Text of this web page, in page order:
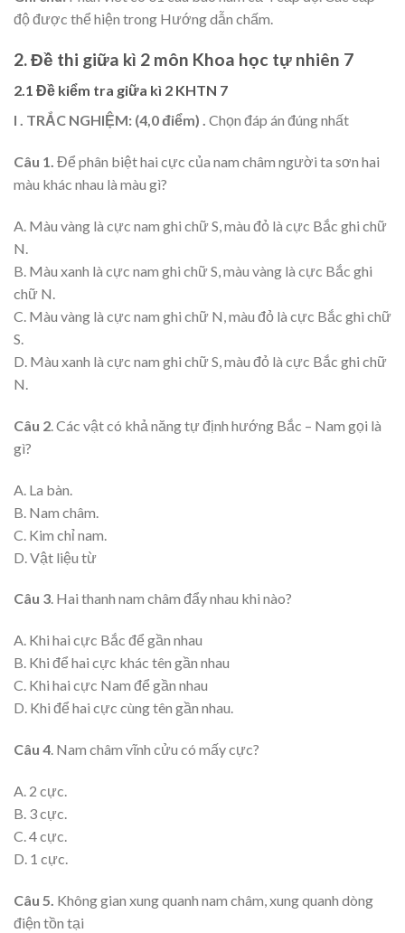
độ được thể hiện trong Hướng dẫn chấm.
2. Đề thi giữa kì 2 môn Khoa học tự nhiên 7
2.1 Đề kiểm tra giữa kì 2 KHTN 7
I . TRẮC NGHIỆM: (4,0 điểm) . Chọn đáp án đúng nhất
Câu 1. Để phân biệt hai cực của nam châm người ta sơn hai
màu khác nhau là màu gì?
A. Màu vàng là cực nam ghi chữ S, màu đỏ là cực Bắc ghi chữ
N.
B. Màu xanh là cực nam ghi chữ S, màu vàng là cực Bắc ghi
chữ N.
C. Màu vàng là cực nam ghi chữ N, màu đỏ là cực Bắc ghi chữ
S.
D. Màu xanh là cực nam ghi chữ S, màu đỏ là cực Bắc ghi chữ
N.
Câu 2 . Các vật có khả năng tự định hướng Bắc – Nam gọi là
gì?
A. La bàn.
B. Nam châm.
C. Kim chỉ nam.
D. Vật liệu từ
Câu 3. Hai thanh nam châm đẩy nhau khi nào?
A. Khi hai cực Bắc để gần nhau
B. Khi để hai cực khác tên gần nhau
C. Khi hai cực Nam để gần nhau
D. Khi để hai cực cùng tên gần nhau.
Câu 4. Nam châm vĩnh cửu có mấy cực?
A. 2 cực.
B. 3 cực.
C. 4 cực.
D. 1 cực.
Câu 5. Không gian xung quanh nam châm, xung quanh dòng
điện tồn tại